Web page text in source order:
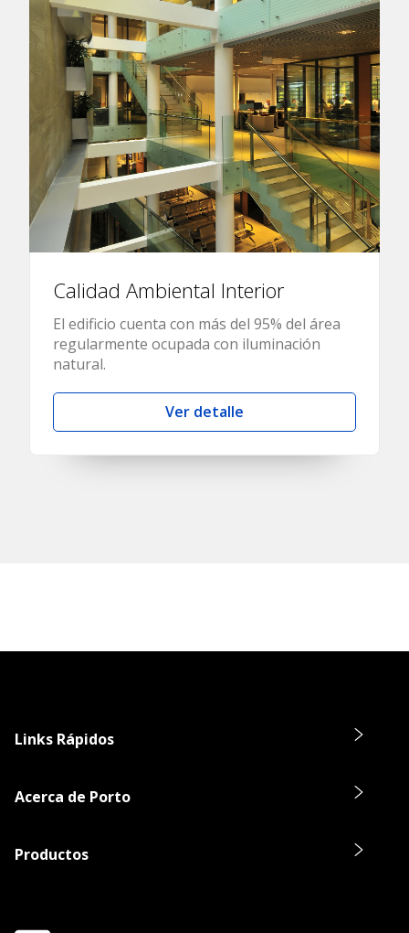
Calidad Ambiental Interior
El edificio cuenta con más del 95% del área
regularmente ocupada con iluminación
natural.
Ver detalle
Links Rápidos
Acerca de Porto
Productos